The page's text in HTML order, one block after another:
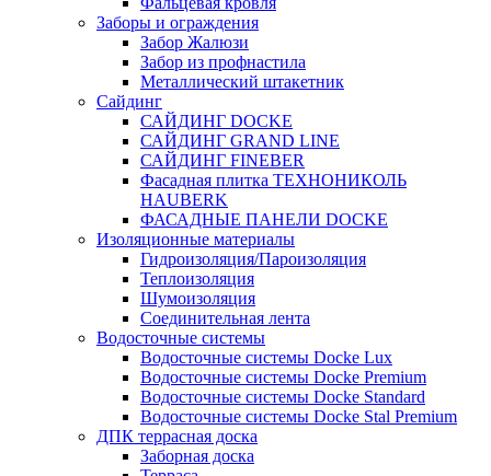
Заборы и ограждения
Забор Жалюзи
Забор из профнастила
Металлический штакетник
Сайдинг
САЙДИНГ DOCKE
САЙДИНГ GRAND LINE
САЙДИНГ FINEBER
Фасадная плитка ТЕХНОНИКОЛЬ
HAUBERK
ФАСАДНЫЕ ПАНЕЛИ DOCKE
Изоляционные материалы
Гидроизоляция/Пароизоляция
Теплоизоляция
Шумоизоляция
Соединительная лента
Водосточные системы
Водосточные системы Docke Lux
Водосточные системы Docke Premium
Водосточные системы Docke Standard
Водосточные системы Docke Stal Premium
ДПК террасная доска
Заборная доска